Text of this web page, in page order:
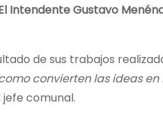
Intendente Gustavo
de sus trabajos
convierten las ideas
jefe comunal.